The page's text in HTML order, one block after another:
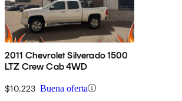
2011 Chevrolet Silverado 1500
LTZ Crew Cab 4WD
$10,223 Buena oferta